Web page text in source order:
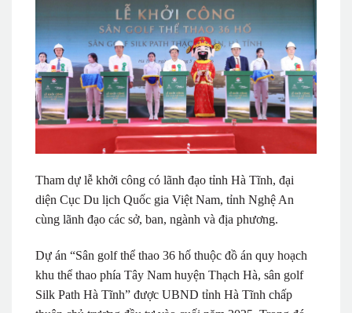
Tham dự lễ khởi công có lãnh đạo tỉnh Hà Tĩnh, đại
diện Cục Du lịch Quốc gia Việt Nam, tỉnh Nghệ An
cùng lãnh đạo các sở, ban, ngành và địa phương.
Dự án “Sân golf thể thao 36 hố thuộc đồ án quy hoạch
khu thể thao phía Tây Nam huyện Thạch Hà, sân golf
Silk Path Hà Tĩnh” được UBND tỉnh Hà Tĩnh chấp